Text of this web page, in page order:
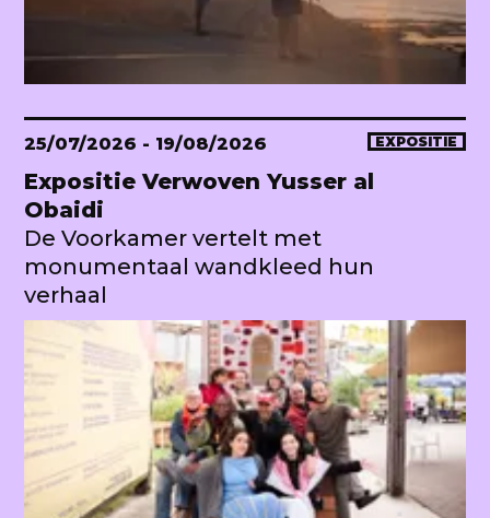
25/07/2026 - 19/08/2026 EXPOSITIE
Expositie Verwoven Yusser al
Obaidi
De Voorkamer vertelt met
monumentaal wandkleed hun
verhaal